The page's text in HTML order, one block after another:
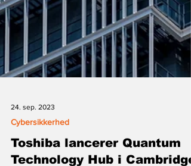
24. sep. 2023